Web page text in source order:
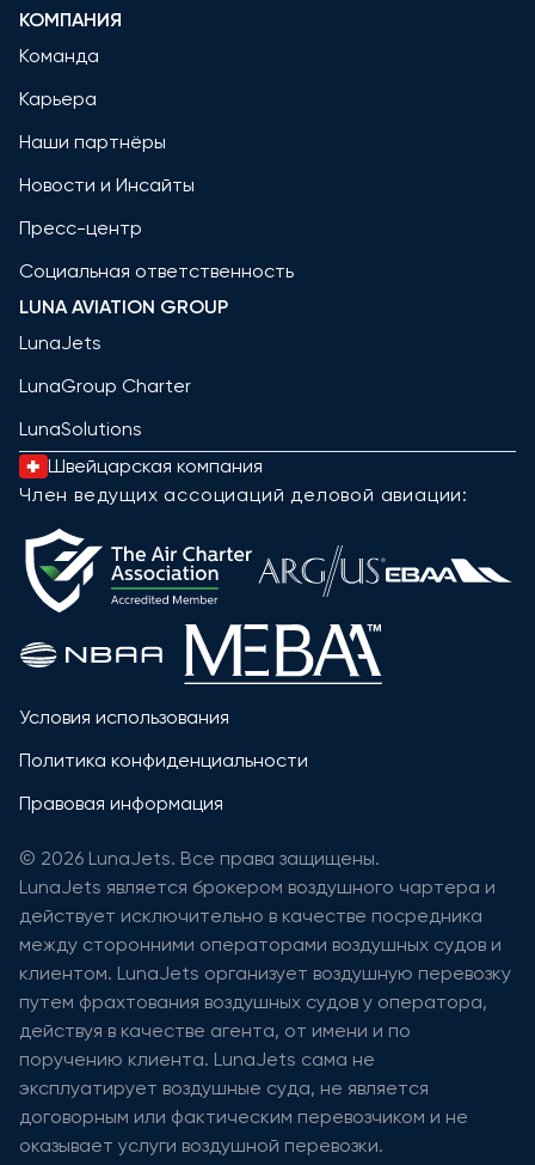
КОМПАНИЯ
Команда
Карьера
Наши партнёры
Новости и Инсайты
Пресс-центр
Социальная ответственность
LUNA AVIATION GROUP
LunaJets
LunaGroup Charter
LunaSolutions
Швейцарская компания
Член ведущих ассоциаций деловой авиации:
Условия использования
Политика конфиденциальности
Правовая информация
© 2026 LunaJets. Все права защищены.
LunaJets является брокером воздушного чартера и
действует исключительно в качестве посредника
между сторонними операторами воздушных судов и
клиентом. LunaJets организует воздушную перевозку
путем фрахтования воздушных судов у оператора,
действуя в качестве агента, от имени и по
поручению клиента. LunaJets сама не
эксплуатирует воздушные суда, не является
договорным или фактическим перевозчиком и не
оказывает услуги воздушной перевозки.